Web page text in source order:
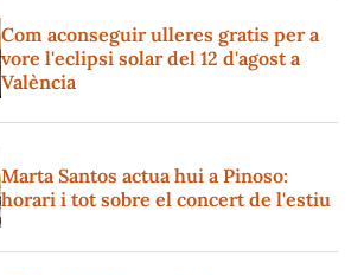
Com aconseguir ulleres gratis per a
vore l'eclipsi solar del 12 d'agost a
València
Marta Santos actua hui a Pinoso:
horari i tot sobre el concert de l'estiu